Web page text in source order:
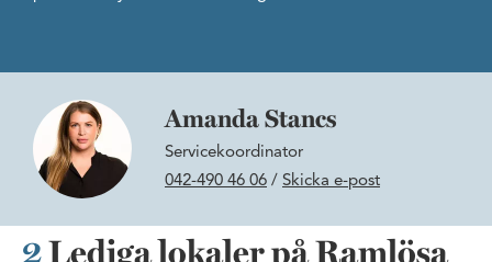
Amanda Stancs
Servicekoordinator
042-490 46 06 / Skicka e-post
2Lediga lokaler på Ramlösa